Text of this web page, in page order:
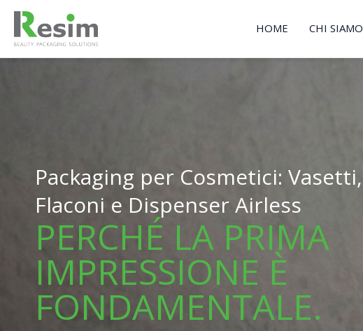
Vai
contenuto
HOME CHI SIAMO
Packaging per Cosmetici: Vasetti,
Flaconi e Dispenser Airless
PERCHÉ LA PRIMA
IMPRESSIONE È
FONDAMENTALE.